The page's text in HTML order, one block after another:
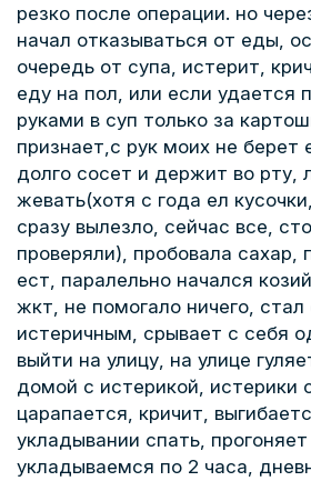
резко после операции. но
начал отказываться от еды,
очередь от супа, истерит,
еду на пол, или если удается
руками в суп только за
признает,c рук моих не берет
долго сосет и держит во рту,
жевать(хотя с года ел
сразу вылезло, сейчас все,
проверяли), пробовала
ест, паралельно начался
жкт, не помогало ничего, стал
истеричным, срывает с себя
выйти на улицу, на улице
домой с истерикой, истерики
царапается, кричит,
укладывании спать,
укладываемся по 2 часа,